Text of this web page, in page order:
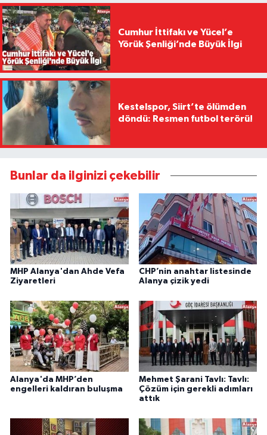
Cumhur İttifakı ve Yücel’e
Yörük Şenliği’nde Büyük İlgi
Kestelspor, Siirt’te ölümden
döndü: Resmen futbol terörü!
Bunlar da ilginizi çekebilir
MHP Alanya'dan Ahde Vefa
Ziyaretleri
CHP’nin anahtar listesinde
Alanya çizik yedi
Alanya'da MHP’den
engelleri kaldıran buluşma
Mehmet Şarani Tavlı: Tavlı:
Çözüm için gerekli adımları
attık